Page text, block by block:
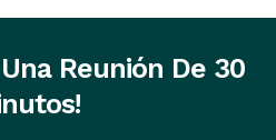
Reunión De 30